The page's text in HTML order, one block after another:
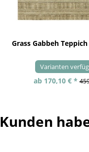
Grass Gabbeh Teppich
Varianten
ab 170,10 € *
Kunden